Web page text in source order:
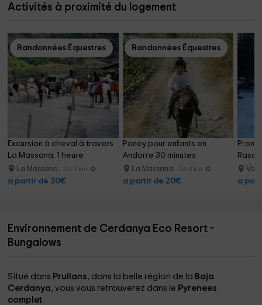
Activités à proximité du logement
Randonnées Équestres
Excursion à cheval à travers
La Massana, 1 heure
La Massana 26.3 km
a partir de 30€
Randonnées Équestres
Poney pour enfants en
Andorre 30 minutes
La Massana 26.3 km
a partir de 20€ a
Environnement de Cerdanya Eco Resort -
Bungalows
Situé dans Prullans, dans la belle région de la Baja
Cerdanya, vous vous retrouverez dans le Pyrenees
complet.